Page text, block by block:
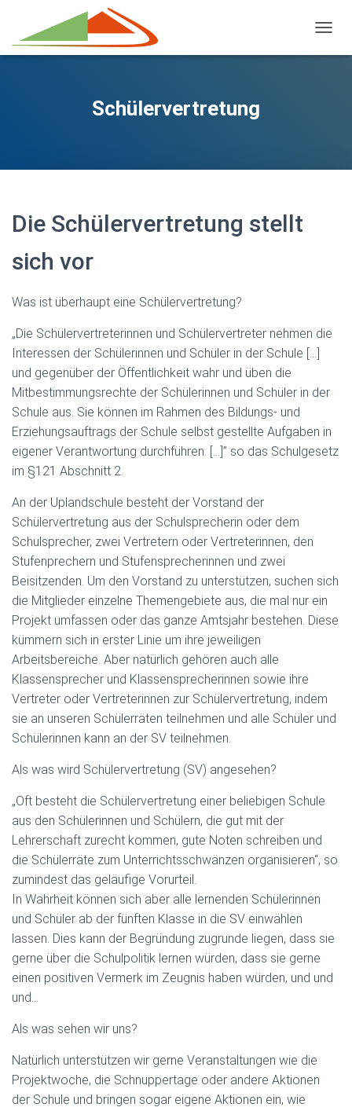
Schülervertretung
Die Schülervertretung stellt
sich vor
Was ist überhaupt eine Schülervertretung?
„Die Schülervertreterinnen und Schülervertreter nehmen die
Interessen der Schülerinnen und Schüler in der Schule […]
und gegenüber der Öffentlichkeit wahr und üben die
Mitbestimmungsrechte der Schülerinnen und Schüler in der
Schule aus. Sie können im Rahmen des Bildungs- und
Erziehungsauftrags der Schule selbst gestellte Aufgaben in
eigener Verantwortung durchführen. […]” so das Schulgesetz
im §121 Abschnitt 2.
An der Uplandschule besteht der Vorstand der
Schülervertretung aus der Schulsprecherin oder dem
Schulsprecher, zwei Vertretern oder Vertreterinnen, den
Stufenprechern und Stufensprecherinnen und zwei
Beisitzenden. Um den Vorstand zu unterstützen, suchen sich
die Mitglieder einzelne Themengebiete aus, die mal nur ein
Projekt umfassen oder das ganze Amtsjahr bestehen. Diese
kümmern sich in erster Linie um ihre jeweiligen
Arbeitsbereiche. Aber natürlich gehören auch alle
Klassensprecher und Klassensprecherinnen sowie ihre
Vertreter oder Vertreterinnen zur Schülervertretung, indem
sie an unseren Schülerräten teilnehmen und alle Schüler und
Schülerinnen kann an der SV teilnehmen.
Als was wird Schülervertretung (SV) angesehen?
„Oft besteht die Schülervertretung einer beliebigen Schule
aus den Schülerinnen und Schülern, die gut mit der
Lehrerschaft zurecht kommen, gute Noten schreiben und
die Schülerräte zum Unterrichtsschwänzen organisieren“, so
zumindest das geläufige Vorurteil.
In Wahrheit können sich aber alle lernenden Schülerinnen
und Schüler ab der fünften Klasse in die SV einwählen
lassen. Dies kann der Begründung zugrunde liegen, dass sie
gerne über die Schulpolitik lernen würden, dass sie gerne
einen positiven Vermerk im Zeugnis haben würden, und und
und…
Als was sehen wir uns?
Natürlich unterstützen wir gerne Veranstaltungen wie die
Projektwoche, die Schnuppertage oder andere Aktionen
der Schule und bringen sogar eigene Aktionen ein, wie